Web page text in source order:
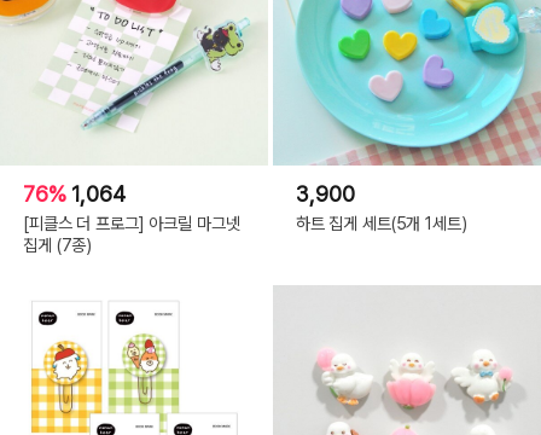
76% 1,064
[피클스 더 프로그] 아크릴 마그넷
집게 (7종)
3,900
하트 집게 세트(5개 1세트)